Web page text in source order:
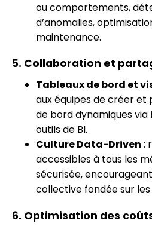
ou comportements,
d’anomalies,
maintenance.
5. Collaboration et
Tableaux de bord et
aux équipes de créer
de bord dynamiques via
outils de BI.
Culture Data-Driven :
accessibles à tous les
sécurisée,
collective fondée sur les
6. Optimisation des